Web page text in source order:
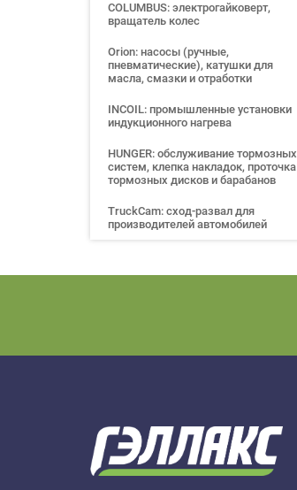
COLUMBUS: электрогайковерт,
вращатель колес
Orion: насосы (ручные,
пневматические), катушки для
масла, смазки и отработки
INCOIL: промышленные установки
индукционного нагрева
HUNGER: обслуживание тормозных
систем, клепка накладок, проточка
тормозных дисков и барабанов
TruckCam: сход-развал для
производителей автомобилей